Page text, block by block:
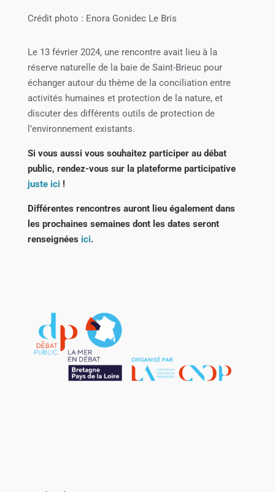
Crédit photo : Enora Gonidec Le Bris
Le 13 février 2024, une rencontre avait lieu à la
réserve naturelle de la baie de Saint-Brieuc pour
échanger autour du thème de la conciliation entre
activités humaines et protection de la nature, et
discuter des différents outils de protection de
l’environnement existants.
Si vous aussi vous souhaitez participer au débat
public, rendez-vous sur la plateforme participative
juste ici !
Différentes rencontres auront lieu également dans
les prochaines semaines dont les dates seront
renseignées ici.